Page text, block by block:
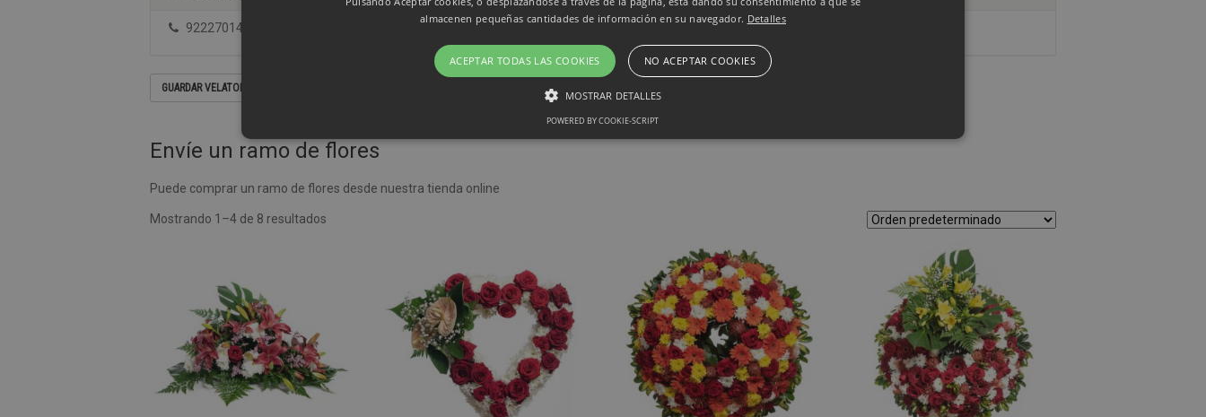
922270144
GUARDAR VELATORIO EN SU CALENDARIO
Envíe un ramo de flores
Puede comprar un ramo de flores desde nuestra tienda online
Mostrando 1–4 de 8 resultados
almacenen pequeñas cantidades de información en su navegador. Detalles
ACEPTAR TODAS LAS COOKIES NO ACEPTAR COOKIES
MOSTRAR DETALLES
Las cookies de rendimiento se utilizan para ver cómo los visitantes usan el sitio web, por ejemplo. cookies analíticas Esas cookies no se pueden
usar para identificar directamente a cierto visitante.
Este nombre de cookie está asociado con Google Universal Analytics, que es
una actualización significativa del servicio de análisis de Google más utilizado.
Esta cookie se utiliza para distinguir usuarios únicos asignando un número
generado aleatoriamente como identificador de cliente. Se incluye en cada
solicitud de página de un sitio y se utiliza para calcular los datos de visitantes,
sesiones y campañas para los informes de análisis de sitios. De forma
predeterminada, caduca después de 2 años, aunque los propietarios de sitios
web pueden personalizarlo.
Dominio Vencimiento
POWERED BY COOKIE-SCRIPT